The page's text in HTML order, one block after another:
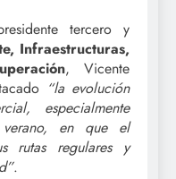
tercero y
Infraestructuras,
, Vicente
“la evolución
especialmente
en que el
rutas regulares y
.